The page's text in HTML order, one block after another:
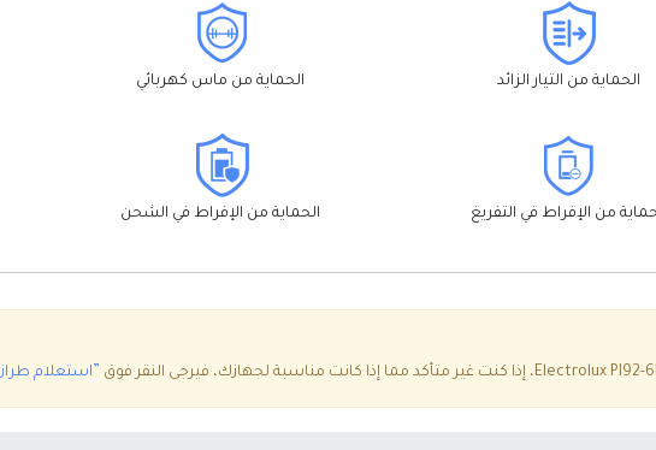
الحماية من التيار الزائد الحماية من ماس كهربائي
من الإفراط في التفريغ الحماية من الإفراط في الشحن
”استعلام طراز